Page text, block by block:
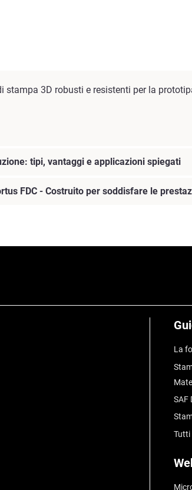
stampa 3D robusti e resistenti per la
tipi, vantaggi e applicazioni spiegati
FDC - Costruito per soddisfare le
La
SAF
Tutti